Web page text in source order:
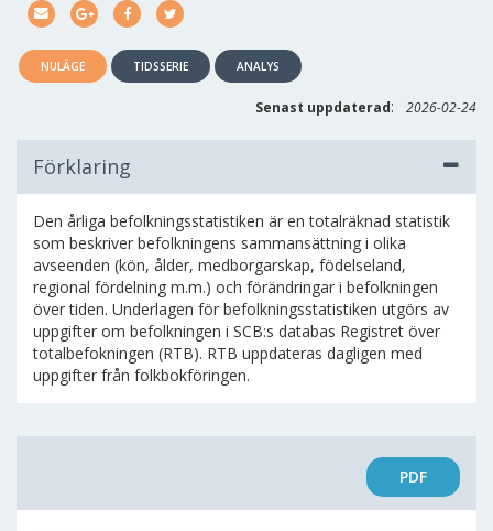
NULÄGE TIDSSERIE ANALYS
Senast uppdaterad: 2026-02-24
Förklaring
Den årliga befolkningsstatistiken är en totalräknad statistik
som beskriver befolkningens sammansättning i olika
avseenden (kön, ålder, medborgarskap, födelseland,
regional fördelning m.m.) och förändringar i befolkningen
över tiden. Underlagen för befolkningsstatistiken utgörs av
uppgifter om befolkningen i SCB:s databas Registret över
totalbefokningen (RTB). RTB uppdateras dagligen med
uppgifter från folkbokföringen.
PDF